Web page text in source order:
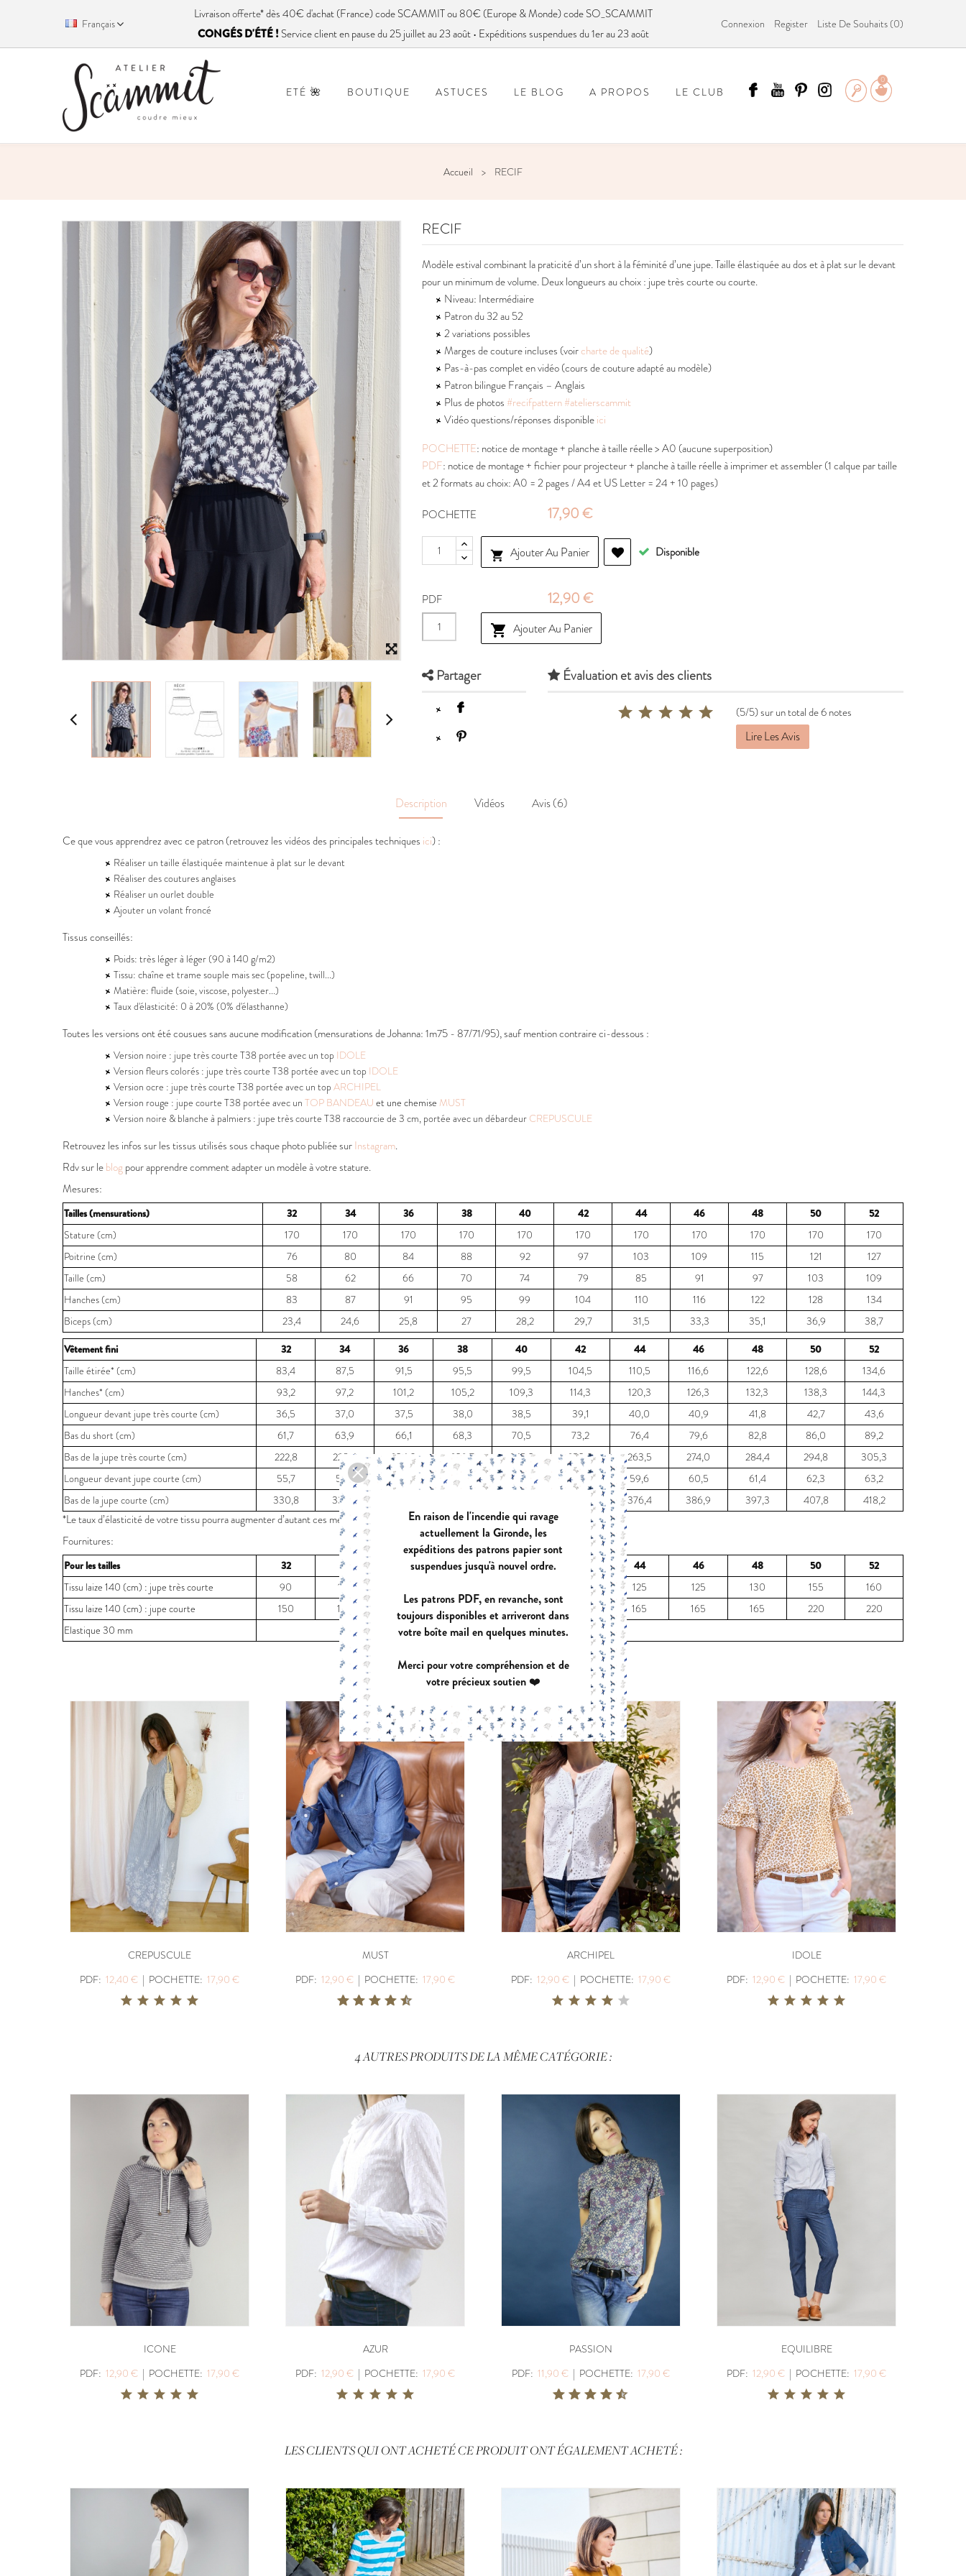
Français
Livraisonofferte* dès 40€ d'achat (France) code SCAMMIT ou 80€ (Europe & Monde) code SO_SCAMMIT
CONGÉS D'ÉTÉ ! Service client en pause du 25 juillet au 23 août • Expéditions suspendues du 1er au 23 août
Connexion Register Liste De Souhaits (0)
0
ETÉ 🌺 BOUTIQUE ASTUCES LE BLOG A PROPOS LE CLUB
Accueil RECIF
RECIF
Modèle estival combinant la praticité d’un short à la féminité d’une jupe. Taille élastiquée au dos et à plat sur le devant
pour un minimum de volume. Deux longueurs au choix : jupe très courte ou courte.
Niveau: Intermédiaire
Patron du 32 au 52
2 variations possibles
Marges de couture incluses (voircharte de qualité)
Pas-à-pas complet en vidéo (cours de couture adapté au modèle)
Patron bilingue Français – Anglais
Plus de photos #recifpattern#atelierscammit
Vidéo questions/réponses disponibleici
POCHETTE: notice de montage + planche à taille réelle > A0 (aucune superposition)
PDF: notice de montage + fichier pour projecteur + planche à taille réelle à imprimer et assembler (1 calque par taille
et 2 formats au choix: A0 = 2 pages / A4 et US Letter = 24 + 10 pages)
POCHETTE
17,90 €
 Ajouter Au Panier Disponible
PDF 12,90 €
 Ajouter Au Panier
Partager Évaluation et avis des clients
(5/5) sur un total de 6 notes
Lire Les Avis
Description Vidéos Avis (6)
Ce que vous apprendrez avec ce patron (retrouvez les vidéos des principales techniques ici) :
Réaliser un taille élastiquée maintenue à plat sur le devant
Réaliser des coutures anglaises
Réaliser un ourlet double
Ajouter un volant froncé
Tissus conseillés:
Poids: très léger à léger (90 à 140 g/m2)
Tissu: chaîne et trame souple mais sec (popeline, twill...)
Matière: fluide (soie, viscose, polyester...)
Taux d'élasticité: 0 à 20% (0% d'élasthanne)
Toutes les versions ont été cousues sans aucune modification (mensurations de Johanna: 1m75 - 87/71/95), sauf mention contraire ci-dessous :
Version noire : jupe très courte T38 portée avec un top IDOLE
Version fleurs colorés : jupe très courte T38 portée avec un top IDOLE
Version ocre : jupe très courte T38 portée avec un top ARCHIPEL
Version rouge : jupe courte T38 portée avec un TOP BANDEAU et une chemise MUST
Version noire & blanche à palmiers : jupe très courte T38 raccourcie de 3 cm, portée avec un débardeur CREPUSCULE
Retrouvez les infos sur les tissus utilisés sous chaque photo publiée surInstagram.
Rdv sur leblog pour apprendre comment adapter un modèle à votre stature.
Mesures:
Tailles (mensurations) 32 34 36 38 40 42 44 46 48 50
52
Stature (cm)
170 170 170 170 170 170 170 170 170 170
170
Poitrine (cm)
76 80 84 88 92 97 103 109 115 121
127
Taille (cm)
58 62 66 70 74 79 85 91 97 103
109
Hanches (cm)
83 87 91 95 99 104 110 116 122 128
134
Biceps (cm)
23,4 24,6 25,8 27 28,2 29,7 31,5 33,3 35,1 36,9
38,7
Vêtement fini
32 34 36 38 40 42 44 46 48 50
52
Taille étirée* (cm)
83,4 87,5 91,5 95,5 99,5 104,5 110,5 116,6 122,6 128,6
134,6
Hanches* (cm)
93,2 97,2 101,2 105,2 109,3 114,3 120,3 126,3 132,3 138,3
144,3
Longueur devant jupe très courte (cm)
36,5 37,0 37,5 38,0 38,5 39,1 40,0 40,9 41,8 42,7
43,6
Bas du short (cm)
61,7 63,9 66,1 68,3 70,5 73,2 76,4 79,6 82,8 86,0
89,2
Bas de la jupe très courte (cm)
222,8 228,4 234,0 239,7 245,3 253,0 263,5 274,0 284,4 294,8
305,3
Longueur devant jupe courte (cm)
55,7 56,2 56,7 57,2 57,8 58,7 59,6 60,5 61,4 62,3
63,2
Bas de la jupe courte (cm)
330,8 336,4 366,0 376,4 386,9 397,3 407,8 418,2
*Le taux d’élasticité de votre tissu pourra augmenter d’autant ces mesures !
Fournitures:
Pour les tailles 32 34 38 40 44 46 48 50
52
Tissu laize 140 (cm) : jupe très courte
90 110 125 125 130 155
160
Tissu laize 140 (cm) : jupe courte
150 150 155 160 165 165 165 220
220
Elastique 30 mm
tour de taille + 4 cm
VOUS POURRIEZ AUSSI AIMER
CREPUSCULE
PDF: 12,40 € | POCHETTE: 17,90 €
MUST
PDF: 12,90 € | POCHETTE: 17,90 €
ARCHIPEL
PDF: 12,90 € | POCHETTE: 17,90 €
IDOLE
PDF: 12,90 € | POCHETTE: 17,90 €
4 AUTRES PRODUITS DE LA MÊME CATÉGORIE :
ICONE
PDF: 12,90 € | POCHETTE: 17,90 €
AZUR
PDF: 12,90 € | POCHETTE: 17,90 €
PASSION
PDF: 11,90 € | POCHETTE: 17,90 €
EQUILIBRE
PDF: 12,90 € | POCHETTE: 17,90 €
LES CLIENTS QUI ONT ACHETÉ CE PRODUIT ONT ÉGALEMENT ACHETÉ :
En raison de l'incendie qui ravage
actuellement la Gironde, les
expéditions des patrons papier sont
suspendues jusqu'à nouvel ordre.
Les patrons PDF, en revanche, sont
toujours disponibles et arriveront dans
votre boîte mail en quelques minutes.
Merci pour votre compréhension et de
votre précieux soutien ❤️